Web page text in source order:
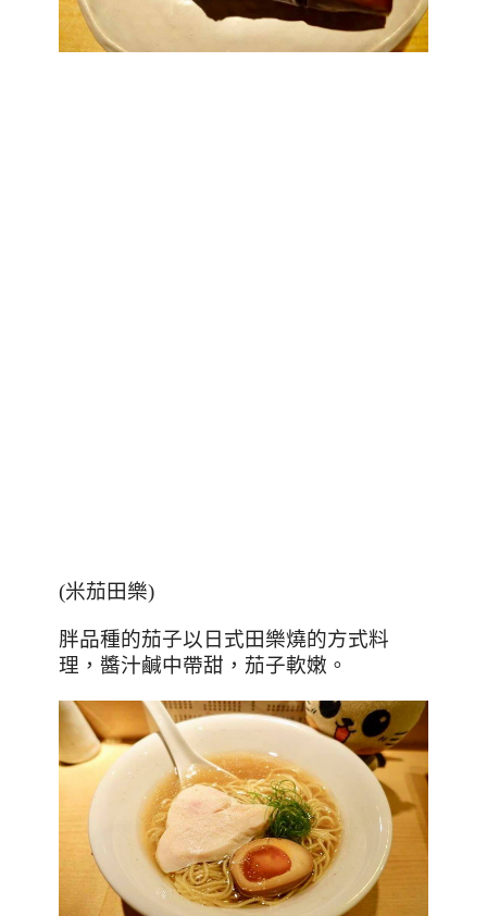
(米茄田樂)
胖品種的茄子以日式田樂燒的方式料
理，醬汁鹹中帶甜，茄子軟嫩。